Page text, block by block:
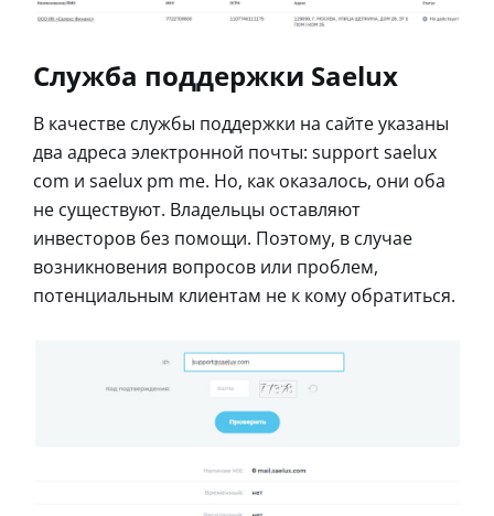
Служба поддержки Saelux
В качестве службы поддержки на сайте указаны
два адреса электронной почты: support saelux
com и saelux pm me. Но, как оказалось, они оба
не существуют. Владельцы оставляют
инвесторов без помощи. Поэтому, в случае
возникновения вопросов или проблем,
потенциальным клиентам не к кому обратиться.